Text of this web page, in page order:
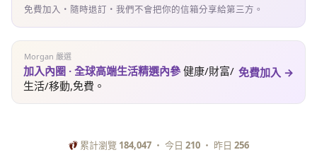
免費加入・隨時退訂・我們不會把你的信箱分享給第三方。
Morgan 嚴選
加入內圈 · 全球高端生活精選內參健康/財富/
生活/移動,免費。
免費加入 →
累計瀏覽 184,047 ・ 今日210 ・ 昨日256